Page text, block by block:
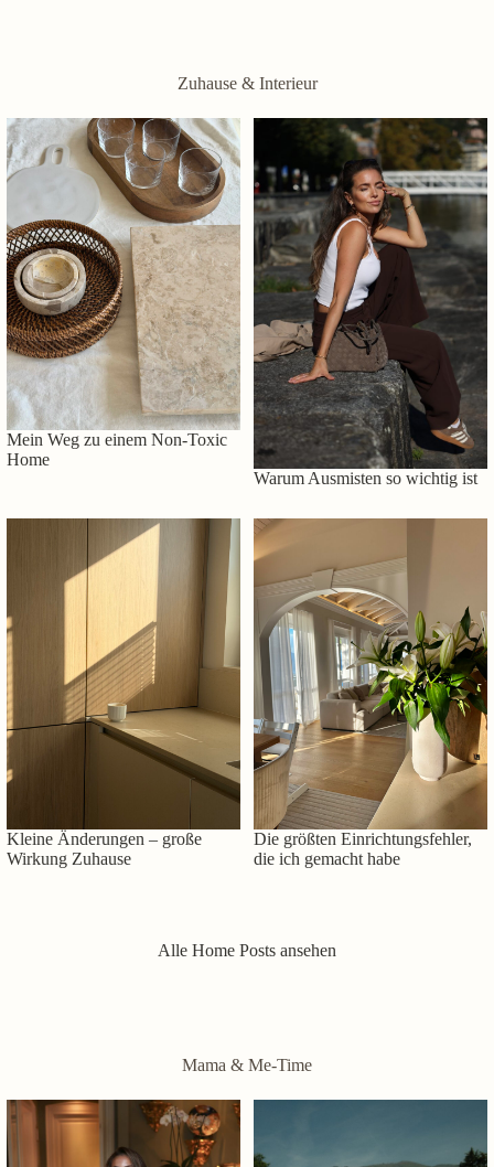
Zuhause & Interieur
Mein Weg zu einem Non-Toxic
Home
Warum Ausmisten so wichtig ist
Kleine Änderungen – große
Wirkung Zuhause
Die größten Einrichtungsfehler,
die ich gemacht habe
Alle Home Posts ansehen
Mama & Me-Time